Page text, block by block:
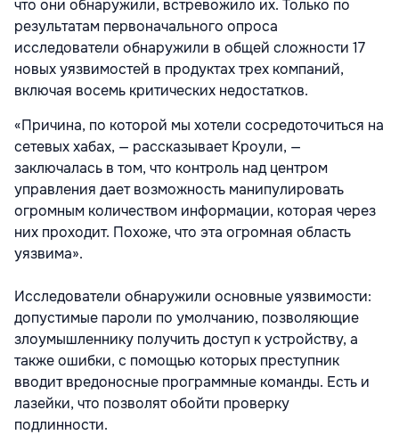
что они обнаружили, встревожило их. Только по
результатам первоначального опроса
исследователи обнаружили в общей сложности 17
новых уязвимостей в продуктах трех компаний,
включая восемь критических недостатков.
«Причина, по которой мы хотели сосредоточиться на
сетевых хабах, — рассказывает Кроули, —
заключалась в том, что контроль над центром
управления дает возможность манипулировать
огромным количеством информации, которая через
них проходит. Похоже, что эта огромная область
уязвима».
Исследователи обнаружили основные уязвимости:
допустимые пароли по умолчанию, позволяющие
злоумышленнику получить доступ к устройству, а
также ошибки, с помощью которых преступник
вводит вредоносные программные команды. Есть и
лазейки, что позволят обойти проверку
подлинности.